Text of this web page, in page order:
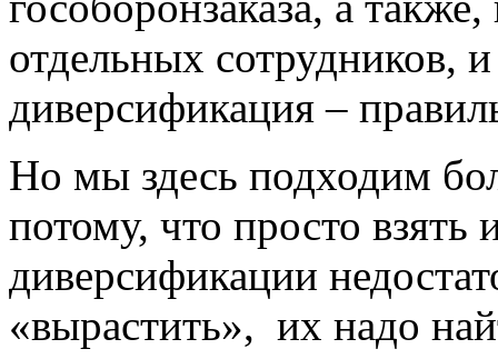
отдельных сотрудников,
диверсификация –
Но мы здесь подходим
потому, что просто взять
диверсификации
«вырастить», их надо